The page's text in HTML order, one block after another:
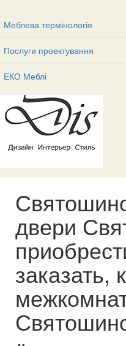
Меблева термінологія
Послуги проектування
ЕКО Меблі
двери
заказать,